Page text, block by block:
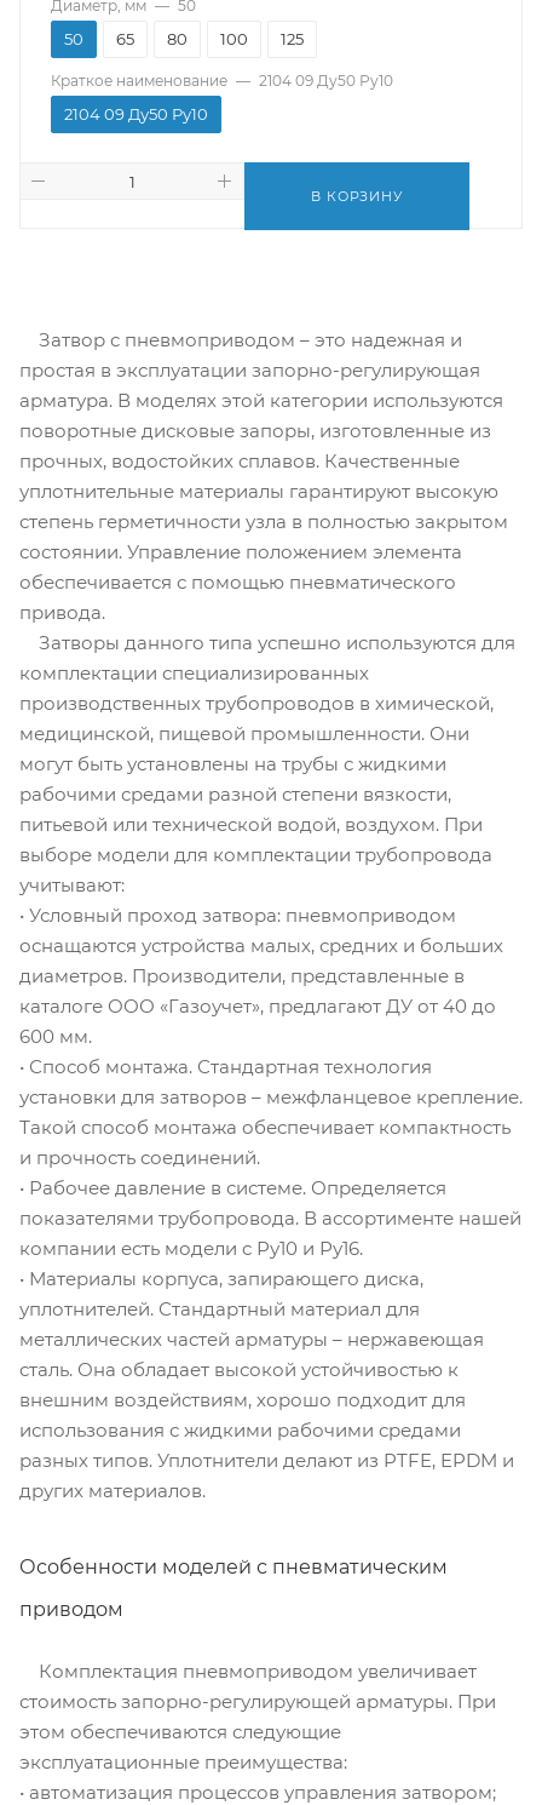
Диаметр, мм — 50
50 65 80 100 125
Краткое наименование — 2104 09 Ду50 Ру10
2104 09 Ду50 Ру10
В КОРЗИНУ
Затвор с пневмоприводом – это надежная и
простая в эксплуатации запорно-регулирующая
арматура. В моделях этой категории используются
поворотные дисковые запоры, изготовленные из
прочных, водостойких сплавов. Качественные
уплотнительные материалы гарантируют высокую
степень герметичности узла в полностью закрытом
состоянии. Управление положением элемента
обеспечивается с помощью пневматического
привода.
Затворы данного типа успешно используются для
комплектации специализированных
производственных трубопроводов в химической,
медицинской, пищевой промышленности. Они
могут быть установлены на трубы с жидкими
рабочими средами разной степени вязкости,
питьевой или технической водой, воздухом. При
выборе модели для комплектации трубопровода
учитывают:
• Условный проход затвора: пневмоприводом
оснащаются устройства малых, средних и больших
диаметров. Производители, представленные в
каталоге ООО «Газоучет», предлагают ДУ от 40 до
600 мм.
• Способ монтажа. Стандартная технология
установки для затворов – межфланцевое крепление.
Такой способ монтажа обеспечивает компактность
и прочность соединений.
• Рабочее давление в системе. Определяется
показателями трубопровода. В ассортименте нашей
компании есть модели с Ру10 и Ру16.
• Материалы корпуса, запирающего диска,
уплотнителей. Стандартный материал для
металлических частей арматуры – нержавеющая
сталь. Она обладает высокой устойчивостью к
внешним воздействиям, хорошо подходит для
использования с жидкими рабочими средами
разных типов. Уплотнители делают из PTFE, EPDM и
других материалов.
Особенности моделей с пневматическим
приводом
Комплектация пневмоприводом увеличивает
стоимость запорно-регулирующей арматуры. При
этом обеспечиваются следующие
эксплуатационные преимущества:
• автоматизация процессов управления затвором;